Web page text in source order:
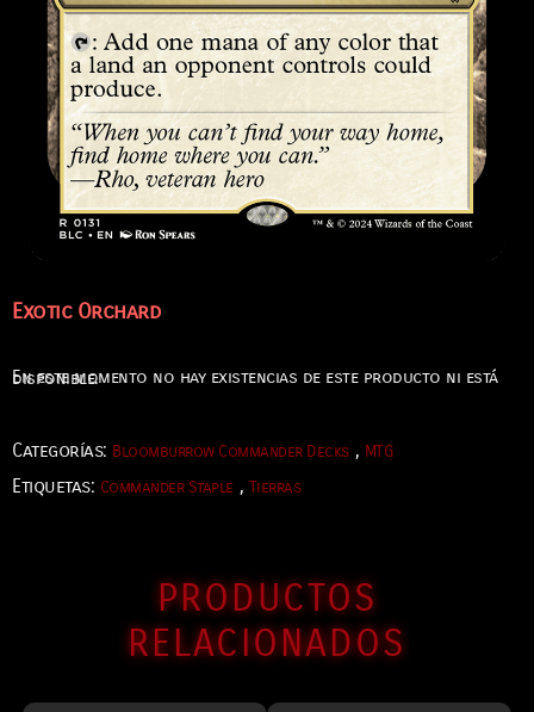
Exotic Orchard
En este momento no hay existencias de este producto ni está disponible.
Categorías: Bloomburrow Commander Decks , MTG
Etiquetas: Commander Staple , Tierras
PRODUCTOS
RELACIONADOS